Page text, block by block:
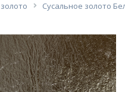
Сусальное золото